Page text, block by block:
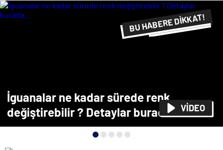
İguanalar ne kadar sürede renk
değiştirebilir ? Detaylar burada…
SON DAKİKA
VİDEO
FLAŞ FLAŞ...
BU HABERE DİKKAT!